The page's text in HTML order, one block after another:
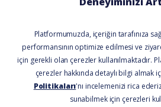
BİZİ TAKİP EDİN